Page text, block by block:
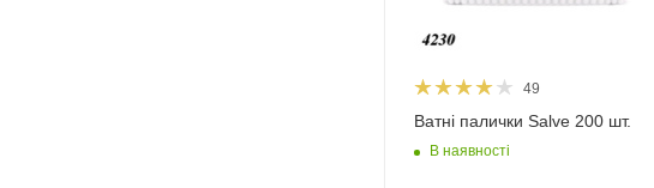
49
Ватні палички Salve 200 шт.
В наявності